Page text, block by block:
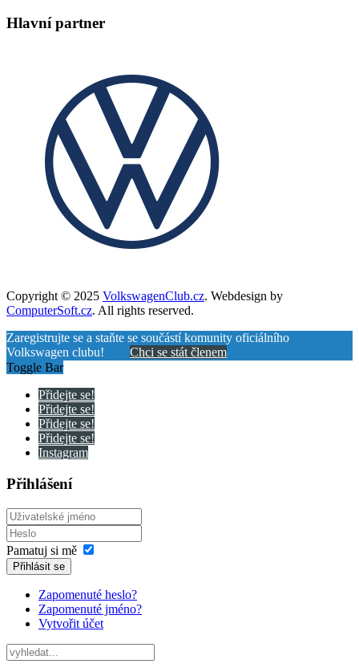
Hlavní partner
Copyright © 2025 VolkswagenClub.cz. Webdesign by
ComputerSoft.cz. All rights reserved.
Zaregistrujte se a staňte se součástí komunity oficiálního
Volkswagen clubu! Chci se stát členem
Toggle Bar
Přidejte se!
Přidejte se!
Přidejte se!
Přidejte se!
Instagram
Přihlášení
Pamatuj si mě
Přihlásit se
Zapomenuté heslo?
Zapomenuté jméno?
Vytvořit účet